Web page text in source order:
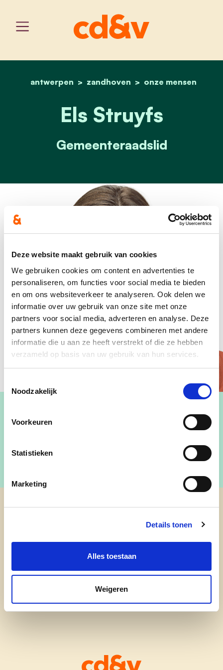
Deze website maakt gebruik van cookies
We gebruiken cookies om content en advertenties te
personaliseren, om functies voor social media te bieden
en om ons websiteverkeer te analyseren. Ook delen we
informatie over uw gebruik van onze site met onze
partners voor social media, adverteren en analyse. Deze
partners kunnen deze gegevens combineren met andere
informatie die u aan ze heeft verstrekt of die ze hebben
verzameld op basis van uw gebruik van hun services.
Noodzakelijk
Voorkeuren
Statistieken
Marketing
Details tonen
Alles toestaan
Weigeren
home
antwerpen zandhoven onze mensen
els struyfs
Els Struyfs
Gemeenteraadslid
nieuws